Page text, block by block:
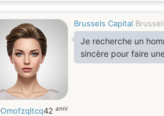
Brussels Capital
Je recherche un
sincère pour faire
Omofzqltcq42 anni